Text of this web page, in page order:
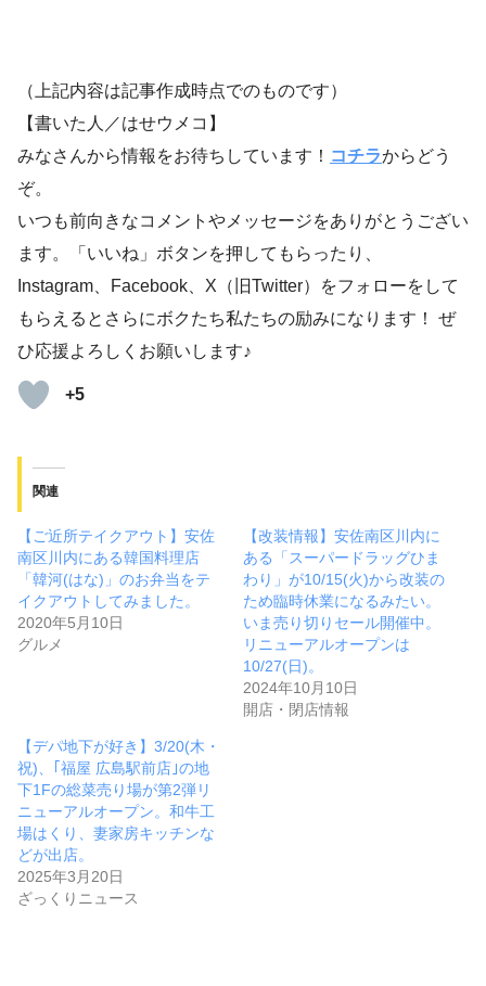
（上記内容は記事作成時点でのものです）
【書いた人／はせウメコ】
みなさんから情報をお待ちしています！ コチラからどう
ぞ。
いつも前向きなコメントやメッセージをありがとうござい
ます。「いいね」ボタンを押してもらったり、
Instagram、Facebook、X（旧Twitter）をフォローをして
もらえるとさらにボクたち私たちの励みになります！ ぜ
ひ応援よろしくお願いします♪
+5
関連
【ご近所テイクアウト】安佐
南区川内にある韓国料理店
「韓河(はな)」のお弁当をテ
イクアウトしてみました。
2020年5月10日
グルメ
【改装情報】安佐南区川内に
ある「スーパードラッグひま
わり」が10/15(火)から改装の
ため臨時休業になるみたい。
いま売り切りセール開催中。
リニューアルオープンは
10/27(日)。
2024年10月10日
開店・閉店情報
【デパ地下が好き】3/20(木・
祝)、｢福屋 広島駅前店｣の地
下1Fの総菜売り場が第2弾リ
ニューアルオープン。和牛工
場はくり、妻家房キッチンな
どが出店。
2025年3月20日
ざっくりニュース